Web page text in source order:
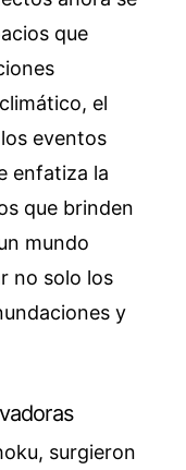
que
el
eventos
enfatiza la
que brinden
mundo
no solo los
y
surgieron